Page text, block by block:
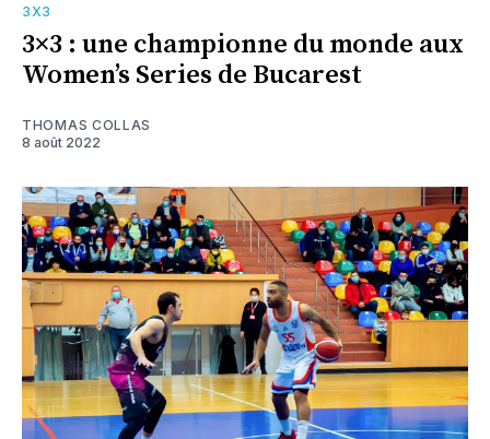
3X3
3×3 : une championne du monde aux
Women’s Series de Bucarest
THOMAS COLLAS
8 août 2022